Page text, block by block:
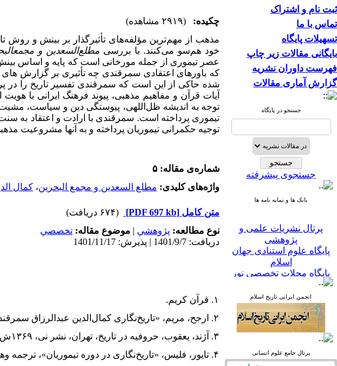
ثبت نام و اشتراک
تماس با ما
تسهیلات پایگاه
بایگانی مقالات زیر چاپ
فهرست داوران نشریه
گزارش آماری مقالات
جستجو در پایگاه
جستجوی پیشرفته
بانک ها و نمایه نامه ها
پرتال نشریات علمی و
پژوهشی
پایگاه علوم استنادی جهان
اسلام
پایگاه مجلات تخصصی نور
پایگاه مرکز اطلاعات جهاد
پرتال جامع علوم انسانی
بانک اطلاعات نشریات
کشور
google scholar
linked in
انجمن ایرانی تاریخ اسلام
پرتال جامع علوم انسانی
چکیده:
(۲۹۱۹ مشاهده)
مذهب از مهمترین مؤلفههای تأثیرگذار بر بینش و روش
خود هم‌سو می‌کنند. با بررسی مطلعالسعدین و
عصر تیموری از جمله مورخانی است که پایه و اساس
که باورهای اعتقادی سمرقندی چه تأثیری بر گزارش­
شده حاکی از این است که سمرقندی تفسیر تاریخ را در
آیات قرآن و مفاهیم مذهبی، پیوند فرهنگ ایرانی با
توجه به اندیشه ظل اللهی، پیوستگی دین و سیاست،
تیموری پرداخته است. سمرقندی با ارادت و اعتقاد به
توجیه حکمرانی تیموریان پرداخته و به آنها مشروعیت
شماره‌ی مقاله: ۵
واژه‌های کلیدی: مطلع السعدین و مجمع البحرین، کمال
متن کامل [PDF 697 kb]
(۶۷۴ دریافت)
نوع مطالعه: پژوهشي | موضوع مقاله: تخصصي
دریافت: 1401/9/7 | پذیرش: 1401/11/17
۱. قرآن‌ کریم.
۲. ارجح، مریم، «تاریخ‌نگاری کمال‌الدین ‌‌عبدالرزاق ‌سمرقندی»، کتاب‌ماه و جغرافیا، شماره‌۱۸۳، مرداد، ۱۳۹۲ش‌، ص‌۸۵-۸۲.
۳. آژند، یعقوب، حروفیه در تاریخ، تهران، نشر نی، ۱۳۶۹ش.
۴. تایور، فلیس، «تاریخ‌نگاری در دوره تیموریان»، ترجمه وهاب ‌ولی، ‌نشریه‌ تحقیقات تاریخی، شماره۲، پاییز، ۱۳۶۸‌، ص۳۰۴-۲۸۰.